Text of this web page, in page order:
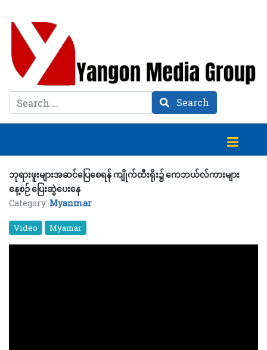
Search Search
ဘုရားဖူးများအဆင်ပြေစေရန် ကျိုက်ထီးရိုး၌ ကေဘယ်လ်ကားများ
နေ့စဉ် ပြေးဆွဲပေးနေ
Category: Myanmar
Video Myamar